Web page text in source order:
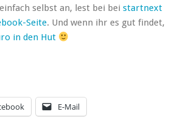
selbst an, lest bei bei startnext
Seite. Und wenn ihr es gut findet,
in den Hut
E-Mail